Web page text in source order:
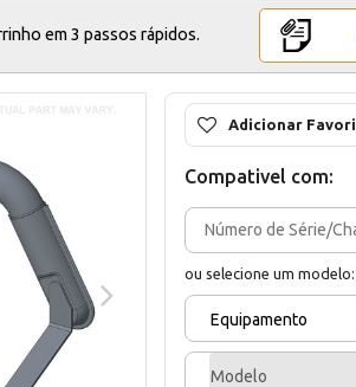
em 3 passos rápidos.
Adicionar
Compativel com:
ou selecione um modelo:
Equipamento
Modelo